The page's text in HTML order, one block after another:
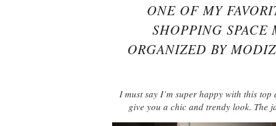
ONE OF MY
SHOPPING
ORGANIZED BY
I must say I’m super happy with this
give you a chic and trendy look. The